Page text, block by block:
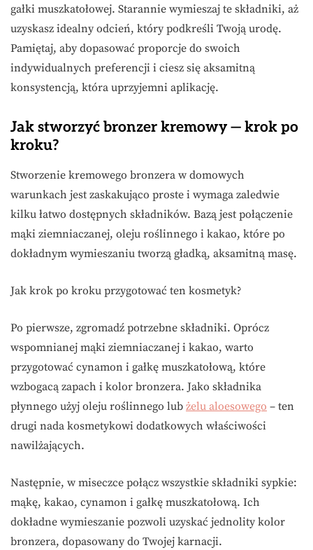
gałki muszkatołowej. Starannie wymieszaj te składniki, aż
uzyskasz idealny odcień, który podkreśli Twoją urodę.
Pamiętaj, aby dopasować proporcje do swoich
indywidualnych preferencji i ciesz się aksamitną
konsystencją, która uprzyjemni aplikację.
Jak stworzyć bronzer kremowy — krok po
kroku?
Stworzenie kremowego bronzera w domowych
warunkach jest zaskakująco proste i wymaga zaledwie
kilku łatwo dostępnych składników. Bazą jest połączenie
mąki ziemniaczanej, oleju roślinnego i kakao, które po
dokładnym wymieszaniu tworzą gładką, aksamitną masę.
Jak krok po kroku przygotować ten kosmetyk?
Po pierwsze, zgromadź potrzebne składniki. Oprócz
wspomnianej mąki ziemniaczanej i kakao, warto
przygotować cynamon i gałkę muszkatołową, które
wzbogacą zapach i kolor bronzera. Jako składnika
płynnego użyj oleju roślinnego lub żelu aloesowego – ten
drugi nada kosmetykowi dodatkowych właściwości
nawilżających.
Następnie, w miseczce połącz wszystkie składniki sypkie:
mąkę, kakao, cynamon i gałkę muszkatołową. Ich
dokładne wymieszanie pozwoli uzyskać jednolity kolor
bronzera, dopasowany do Twojej karnacji.